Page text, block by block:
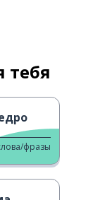
тебя
фразы